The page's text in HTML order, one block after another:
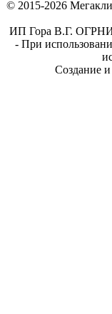
© 2015-2026
ИП Гора В.Г.
- При
Создание